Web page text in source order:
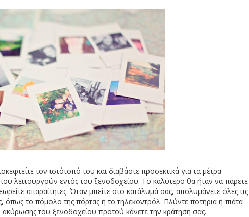
τον ιστότοπό του και διαβάστε προσεκτικά για τα μέτρα
λειτουργούν εντός του ξενοδοχείου. Το καλύτερο θα ήταν να πάρετε
απαραίτητες. Όταν μπείτε στο κατάλυμά σας, απολυμάνετε όλες τις
όπως το πόμολο της πόρτας ή το τηλεκοντρόλ. Πλύντε ποτήρια ή πιάτα
ακύρωσης του ξενοδοχείου προτού κάνετε την κράτησή σας.